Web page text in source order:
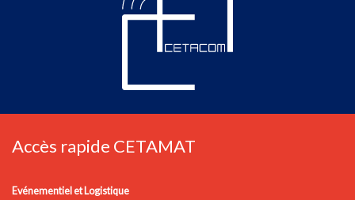
Accès rapide CETAMAT
Evénementiel et Logistique